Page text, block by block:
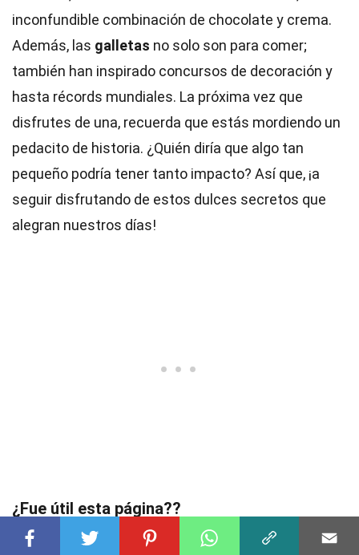
inconfundible combinación de chocolate y crema.
Además, las galletas no solo son para comer;
también han inspirado concursos de decoración y
hasta récords mundiales. La próxima vez que
disfrutes de una, recuerda que estás mordiendo un
pedacito de historia. ¿Quién diría que algo tan
pequeño podría tener tanto impacto? Así que, ¡a
seguir disfrutando de estos dulces secretos que
alegran nuestros días!
¿Fue útil esta página??